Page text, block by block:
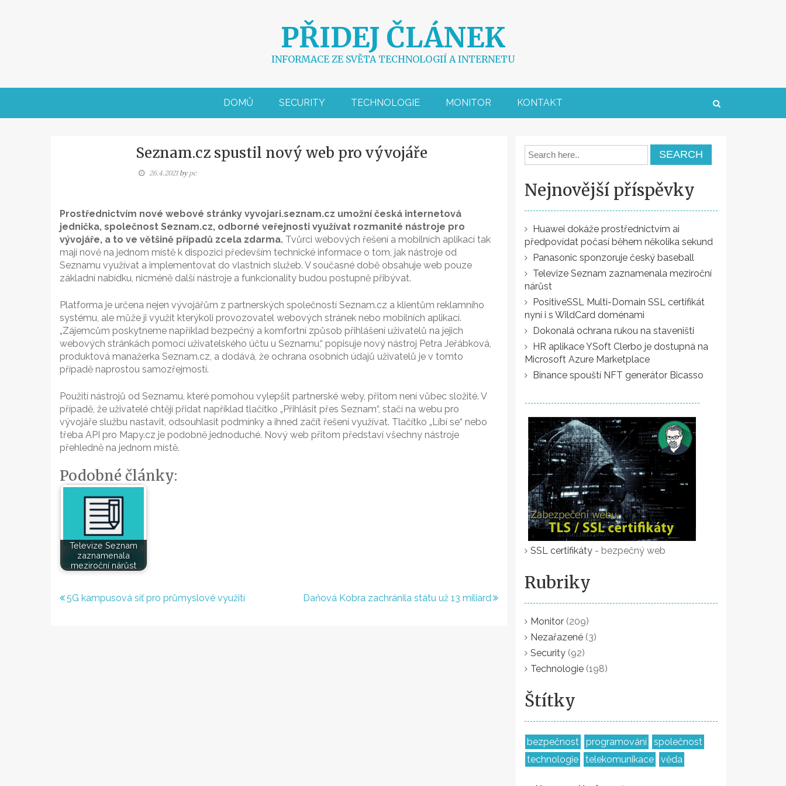
PŘIDEJ ČLÁNEK
INFORMACE ZE SVĚTA TECHNOLOGIÍ A INTERNETU
DOMŮ SECURITY TECHNOLOGIE MONITOR KONTAKT
Seznam.cz spustil nový web pro vývojáře
26.4.2021bypc
Prostřednictvím nové webové stránky vyvojari.seznam.cz umožní česká internetová
jednička, společnost Seznam.cz, odborné veřejnosti využívat rozmanité nástroje pro
vývojáře, a to ve většině případů zcela zdarma. Tvůrci webových řešení a mobilních aplikací tak
mají nově na jednom místě k dispozici především technické informace o tom, jak nástroje od
Seznamu využívat a implementovat do vlastních služeb. V současné době obsahuje web pouze
základní nabídku, nicméně další nástroje a funkcionality budou postupně přibývat.
Platforma je určena nejen vývojářům z partnerských společností Seznam.cz a klientům reklamního
systému, ale může ji využít kterýkoli provozovatel webových stránek nebo mobilních aplikací.
„Zájemcům poskytneme například bezpečný a komfortní způsob přihlášení uživatelů na jejich
webových stránkách pomocí uživatelského účtu u Seznamu,“ popisuje nový nástroj Petra Jeřábková,
produktová manažerka Seznam.cz, a dodává, že ochrana osobních údajů uživatelů je v tomto
případě naprostou samozřejmostí.
Použití nástrojů od Seznamu, které pomohou vylepšit partnerské weby, přitom není vůbec složité. V
případě, že uživatelé chtějí přidat například tlačítko „Přihlásit přes Seznam“, stačí na webu pro
vývojáře službu nastavit, odsouhlasit podmínky a ihned začít řešení využívat. Tlačítko „Líbí se“ nebo
třeba API pro Mapy.cz je podobně jednoduché. Nový web přitom představí všechny nástroje
přehledně na jednom místě.
Podobné články:
Televize Seznam
zaznamenala
meziroční nárůst
Navigace
5G kampusová síť pro průmyslové využití Daňová Kobra zachránila státu už 13 miliard
Nejnovější příspěvky
Huawei dokáže prostřednictvím ai
předpovídat počasí během několika sekund
Panasonic sponzoruje český baseball
Televize Seznam zaznamenala meziroční
nárůst
PositiveSSL Multi-Domain SSL certifikát
nyní i s WildCard doménami
Dokonalá ochrana rukou na staveništi
HR aplikace YSoft Clerbo je dostupná na
Microsoft Azure Marketplace
Binance spouští NFT generátor Bicasso
SSL certifikáty - bezpečný web
Rubriky
Monitor (209)
Nezařazené (3)
Security (92)
Technologie (198)
Štítky
bezpečnost programování
společnost
technologie
telekomunikace věda